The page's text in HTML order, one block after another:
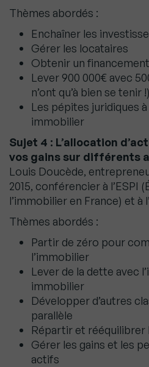
Thèmes abordés :
Enchaîner les
Gérer les locataires
Obtenir un
Lever 900 000€ avec
n’ont qu’à bien se tenir !)
Les pépites juridiques
immobilier
Sujet 4 : L’allocation
vos gains sur différents
Louis Doucède,
2015, conférencier à l’ESPI
l’immobilier en France) et à
Thèmes abordés :
Partir de zéro pour
l’immobilier
Lever de la dette avec
immobilier
Développer d’autres
parallèle
Répartir et rééquilibrer
Gérer les gains et les
actifs